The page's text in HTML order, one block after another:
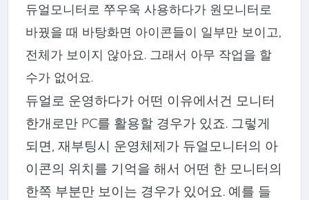
듀얼모니터로 쭈우욱 사용하다가 원모니터로
바꿨을 때 바탕화면 아이콘들이 일부만 보이고,
전체가 보이지 않아요. 그래서 아무 작업을 할
수가 없어요.
듀얼로 운영하다가 어떤 이유에서건 모니터
한개로만 PC를 활용할 경우가 있죠. 그렇게
되면, 재부팅시 운영체제가 듀얼모니터의 아
이콘의 위치를 기억을 해서 어떤 한 모니터의
한쪽 부분만 보이는 경우가 있어요. 예를 들